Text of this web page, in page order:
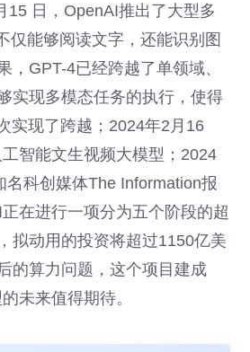
15 日，OpenAI推出了大型多
仅能够阅读文字，还能识别图
，GPT-4已经跨越了单领域、
实现多模态任务的执行，使得
实现了跨越；2024年2月16
智能文生视频大模型；2024
名科创媒体The Information报
在进行一项分为五个阶段的超
拟动用的投资将超过1150亿美
的算力问题，这个项目建成
未来值得期待。